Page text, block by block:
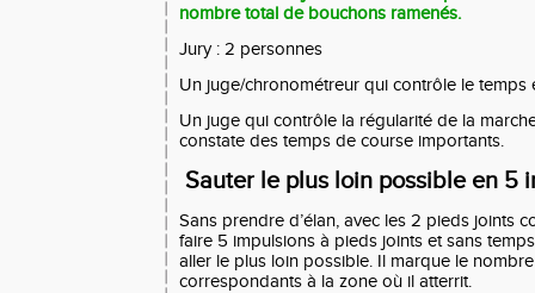
nombre total de bouchons ramenés.
Jury : 2 personnes
Un juge/chronométreur qui contrôle le temps
Un juge qui contrôle la régularité de la
constate des temps de course importants.
Sauter le plus loin possible en 5
Sans prendre d’élan, avec les 2 pieds joints
faire 5 impulsions à pieds joints et sans
aller le plus loin possible. Il marque le
correspondants à la zone où il atterrit.